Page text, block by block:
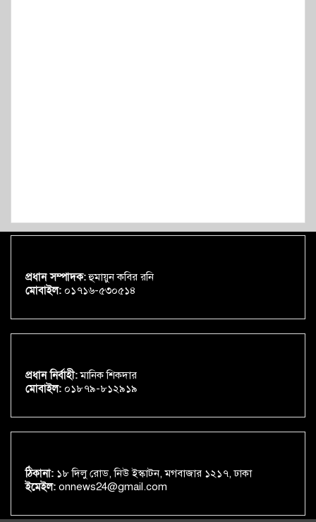
প্রধান সম্পাদক:হুমায়ুন কবির রনি
মোবাইল: ০১৭১৬-৫৩০৫১৪
প্রধান নির্বাহী:মানিক শিকদার
মোবাইল: ০১৮৭৯-৮১২৯১৯
ঠিকানা: ১৮ দিলু রোড, নিউ ইস্কাটন, মগবাজার ১২১৭, ঢাকা
ইমেইল: onnews24@gmail.com